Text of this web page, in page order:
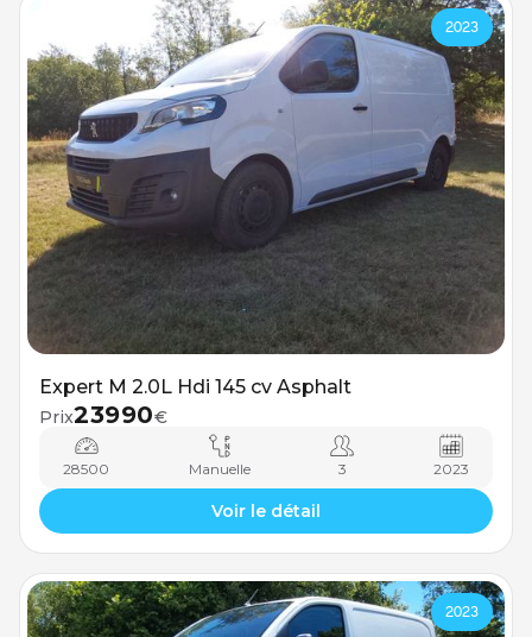
2023
Expert M 2.0L Hdi 145 cv Asphalt
Prix23990€
28500 Manuelle 3 2023
Voir le détail
2023